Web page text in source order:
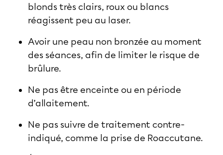
blonds très clairs, roux ou blancs
réagissent peu au laser.
Avoir une peau non bronzée au moment
des séances, afin de limiter le risque de
brûlure.
Ne pas être enceinte ou en période
d’allaitement.
Ne pas suivre de traitement contre-
indiqué, comme la prise de Roaccutane.